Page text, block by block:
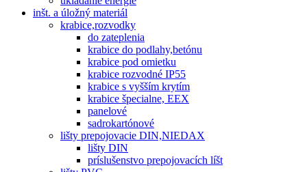
inšt. a úložný materiál
krabice,rozvodky
do zateplenia
krabice do podlahy,betónu
krabice pod omietku
krabice rozvodné IP55
krabice s vyšším krytím
krabice špecialne, EEX
panelové
sadrokartónové
lišty prepojovacie DIN,NIEDAX
lišty DIN
príslušenstvo prepojovacích líšt